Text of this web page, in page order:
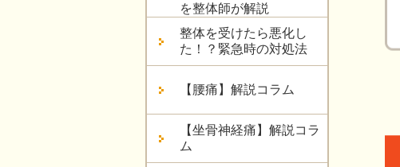
を整体師が解説
整体を受けたら悪化し
た！？緊急時の対処法
【腰痛】解説コラム
【坐骨神経痛】解説コラ
ム